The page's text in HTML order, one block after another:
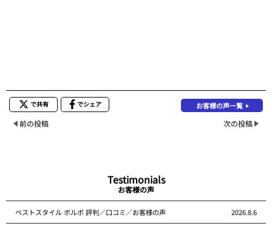
で共有 でシェア お客様の声一覧
前の投稿 次の投稿
Testimonials
お客様の声
ベストスタイル ボルボ 評判／口コミ／お客様の声 2026.8.6